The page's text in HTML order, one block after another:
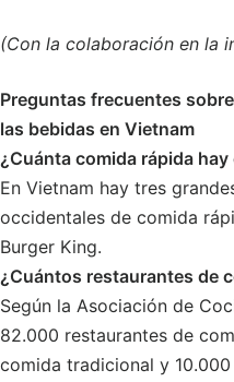
(Con la colaboración en la
Preguntas frecuentes
las bebidas en Vietnam
¿Cuánta comida rápida hay
En Vietnam hay tres
occidentales de comida
Burger King.
¿Cuántos restaurantes de
Según la Asociación de
82.000 restaurantes de
comida tradicional y